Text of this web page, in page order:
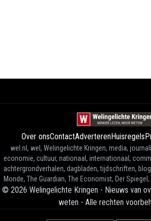
Over onsContactAdverterenHuisregels
wel.nl, wel, Welingelichte Kringen, media,
economie, cultuur, nationaal, internationaal,
achtergrondverhalen, dagbladen, tijdschriften,
Monde, The Guardian, The Economist, Der
© 2026 Welingelichte Kringen - Nieuws van
weten - Alle rechten